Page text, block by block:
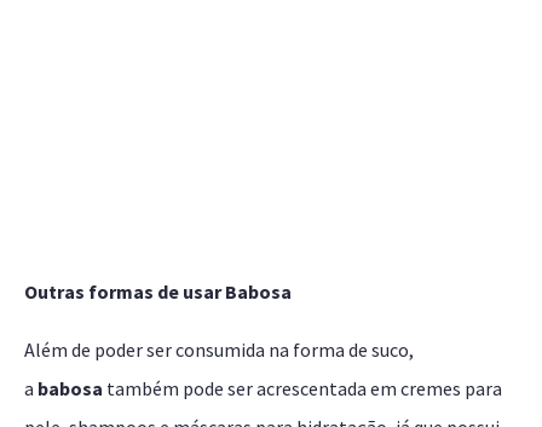
Outras formas de usar Babosa
Além de poder ser consumida na forma de suco,
a babosa também pode ser acrescentada em cremes para